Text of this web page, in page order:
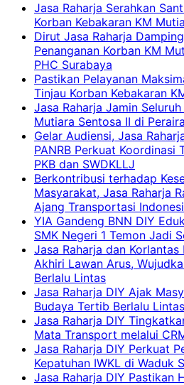
Jasa Raharja Serahkan
Korban Kebakaran KM
Dirut Jasa Raharja
Penanganan Korban KM
PHC Surabaya
Pastikan Pelayanan
Tinjau Korban Kebakaran
Jasa Raharja Jamin
Mutiara Sentosa II di
Gelar Audiensi, Jasa
PANRB Perkuat Koordinasi
PKB dan SWDKLLJ
Berkontribusi terhadap
Masyarakat, Jasa Raharja
Ajang Transportasi
YIA Gandeng BNN DIY
SMK Negeri 1 Temon Jadi
Jasa Raharja dan
Akhiri Lawan Arus,
Berlalu Lintas
Jasa Raharja DIY Ajak
Budaya Tertib Berlalu Lintas
Jasa Raharja DIY
Mata Transport melalui
Jasa Raharja DIY Perkuat
Kepatuhan IWKL di Waduk
Jasa Raharja DIY Pastikan